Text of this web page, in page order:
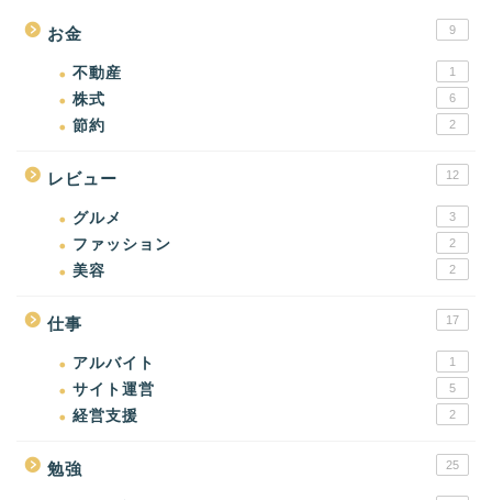
お金 9
不動産 1
株式 6
節約 2
レビュー 12
グルメ 3
ファッション 2
美容 2
仕事 17
アルバイト 1
サイト運営 5
経営支援 2
勉強 25